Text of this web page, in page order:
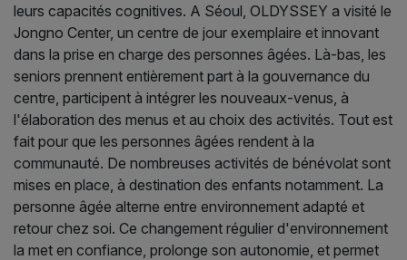
leurs capacités cognitives. A Séoul, OLDYSSEY a visité le
Jongno Center, un centre de jour exemplaire et innovant
dans la prise en charge des personnes âgées. Là-bas, les
seniors prennent entièrement part à la gouvernance du
centre, participent à intégrer les nouveaux-venus, à
l'élaboration des menus et au choix des activités. Tout est
fait pour que les personnes âgées rendent à la
communauté. De nombreuses activités de bénévolat sont
mises en place, à destination des enfants notamment. La
personne âgée alterne entre environnement adapté et
retour chez soi. Ce changement régulier d'environnement
la met en confiance, prolonge son autonomie, et permet